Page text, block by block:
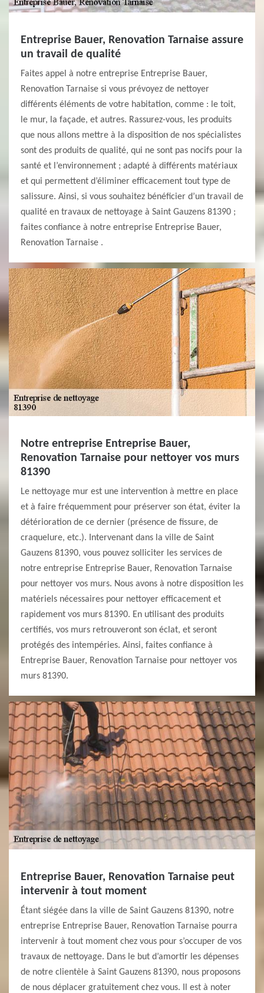
Entreprise Bauer, Renovation Tarnaise assure
un travail de qualité
Faites appel à notre entreprise Entreprise Bauer,
Renovation Tarnaise si vous prévoyez de nettoyer
différents éléments de votre habitation, comme : le toit,
le mur, la façade, et autres. Rassurez-vous, les produits
que nous allons mettre à la disposition de nos spécialistes
sont des produits de qualité, qui ne sont pas nocifs pour la
santé et l’environnement ; adapté à différents matériaux
et qui permettent d’éliminer efficacement tout type de
salissure. Ainsi, si vous souhaitez bénéficier d’un travail de
qualité en travaux de nettoyage à Saint Gauzens 81390 ;
faites confiance à notre entreprise Entreprise Bauer,
Renovation Tarnaise .
Notre entreprise Entreprise Bauer,
Renovation Tarnaise pour nettoyer vos murs
81390
Le nettoyage mur est une intervention à mettre en place
et à faire fréquemment pour préserver son état, éviter la
détérioration de ce dernier (présence de fissure, de
craquelure, etc.). Intervenant dans la ville de Saint
Gauzens 81390, vous pouvez solliciter les services de
notre entreprise Entreprise Bauer, Renovation Tarnaise
pour nettoyer vos murs. Nous avons à notre disposition les
matériels nécessaires pour nettoyer efficacement et
rapidement vos murs 81390. En utilisant des produits
certifiés, vos murs retrouveront son éclat, et seront
protégés des intempéries. Ainsi, faites confiance à
Entreprise Bauer, Renovation Tarnaise pour nettoyer vos
murs 81390.
Entreprise Bauer, Renovation Tarnaise peut
intervenir à tout moment
Étant siégée dans la ville de Saint Gauzens 81390, notre
entreprise Entreprise Bauer, Renovation Tarnaise pourra
intervenir à tout moment chez vous pour s’occuper de vos
travaux de nettoyage. Dans le but d’amortir les dépenses
de notre clientèle à Saint Gauzens 81390, nous proposons
de nous déplacer gratuitement chez vous. Il est à noter